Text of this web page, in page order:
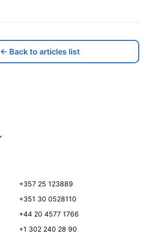
← Back to articles list
+357 25 123889
+351 30 0528110
+44 20 4577 1766
+1 302 240 28 90